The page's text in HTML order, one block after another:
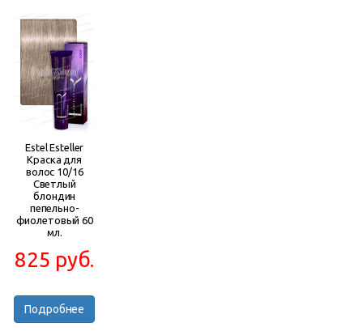
Estel Esteller
Краска для
волос 10/16
Светлый
блондин
пепельно-
фиолетовый 60
мл.
825 руб.
Подробнее